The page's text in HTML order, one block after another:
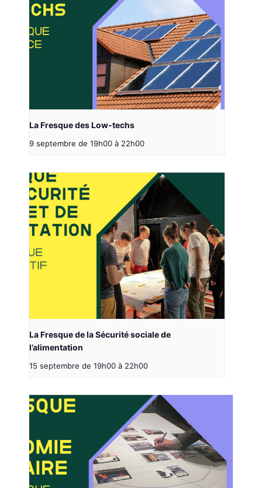
La Fresque des Low-techs
9 septembre de 19h00 à 22h00
La Fresque de la Sécurité sociale de
l’alimentation
15 septembre de 19h00 à 22h00